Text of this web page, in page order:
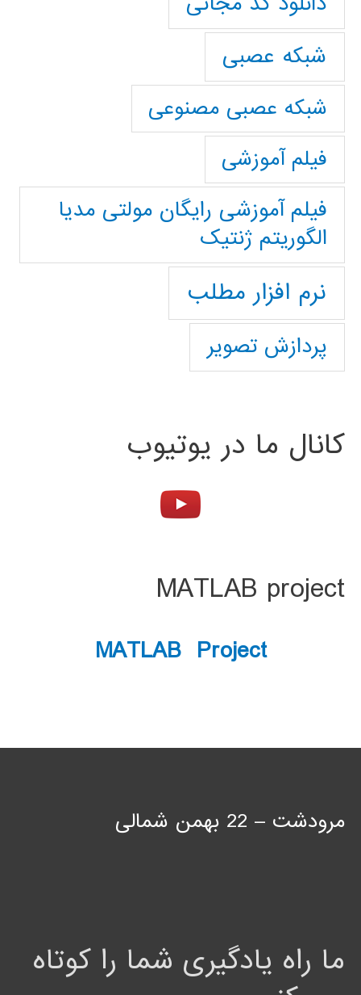
شبکه عصبی
شبکه عصبی مصنوعی
فیلم آموزشی
فیلم آموزشی رایگان مولتی مدیا
الگوریتم ژنتیک
نرم افزار مطلب
پردازش تصویر
کانال ما در یوتیوب
MATLAB project
MATLAB Project
مرودشت – 22 بهمن شمالی
ما راه یادگیری شما را کوتاه